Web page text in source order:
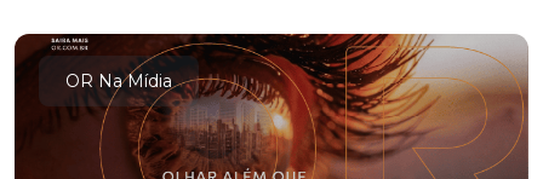
OR Na Mídia